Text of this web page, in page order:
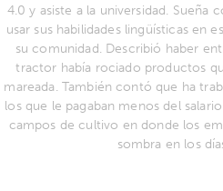
4.0 y asiste a la universidad. Sueña
usar sus habilidades lingüísticas en
su comunidad. Describió haber
tractor había rociado productos
mareada. También contó que ha
los que le pagaban menos del
campos de cultivo en donde los
sombra en los